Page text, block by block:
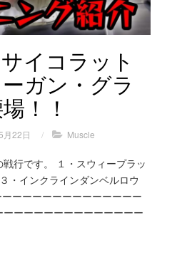
イコラット
ガン・グラ
！！
月22日 / Muscle
行です。 １・スウィープラッ
・インクラインダンベルロウ
ーーーーーーーーーーーーー
ーーーーーーーーーーーーー